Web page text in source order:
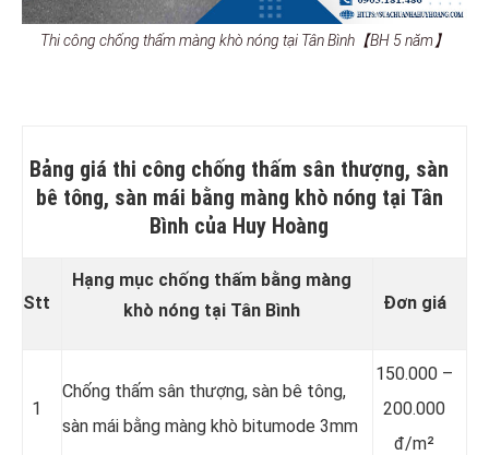
Thi công chống thấm màng khò nóng tại Tân Bình【BH 5 năm】
Bảng giá thi công chống thấm sân thượng, sàn
bê tông, sàn mái bằng màng khò nóng tại Tân
Bình của Huy Hoàng
Stt
Hạng mục chống thấm bằng màng
khò nóng tại Tân Bình
Đơn giá
1
Chống thấm sân thượng, sàn bê tông,
sàn mái bằng màng khò bitumode 3mm
150.000 –
200.000
đ/m²